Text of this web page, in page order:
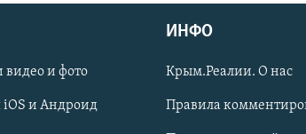
видео и фото
и Андроид
ИНФО
Крым.Реалии. О нас
Правила